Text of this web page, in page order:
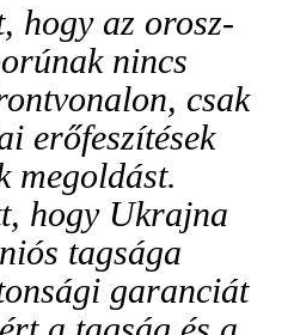
hogy az orosz-
nincs
csak
erőfeszítések
megoldást.
hogy Ukrajna
tagsága
garanciát